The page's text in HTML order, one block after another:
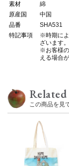
素材
綿
原産国
中国
品番
SHA531
特記事項
※時期に
ざいます。
※お客様
える場合
この商品を見